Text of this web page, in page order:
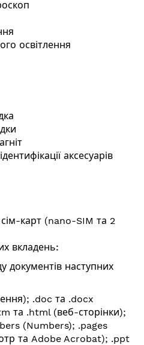
освітлення
аксесуарів
карт (nano-SIM та 2
вкладень:
документів наступних
.doc та .docx
та .html (веб-сторінки);
(Numbers); .pages
та Adobe Acrobat); .ppt